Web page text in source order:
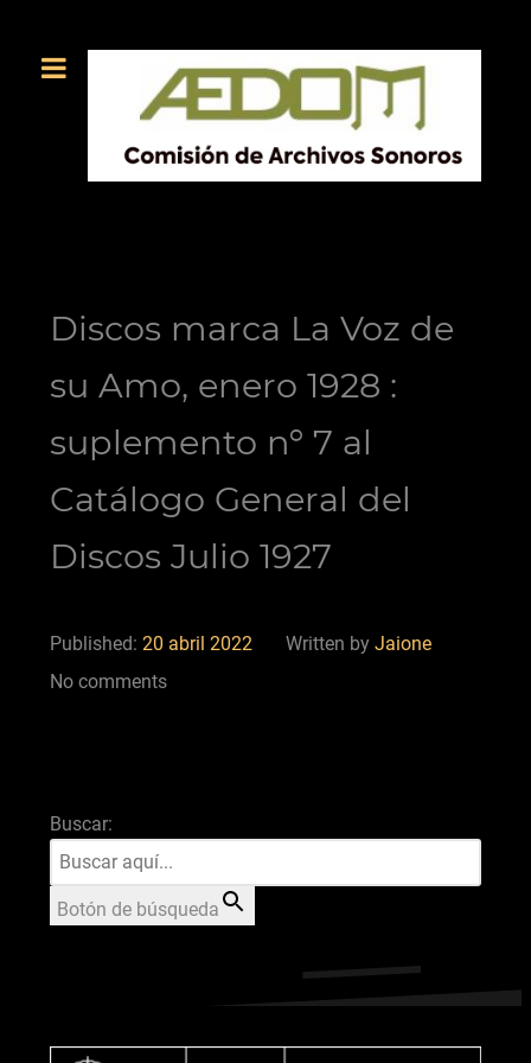
Discos marca La Voz de
su Amo, enero 1928 :
suplemento nº 7 al
Catálogo General del
Discos Julio 1927
Published: 20 abril 2022 Written by Jaione
No comments
Buscar:
Botón de búsqueda